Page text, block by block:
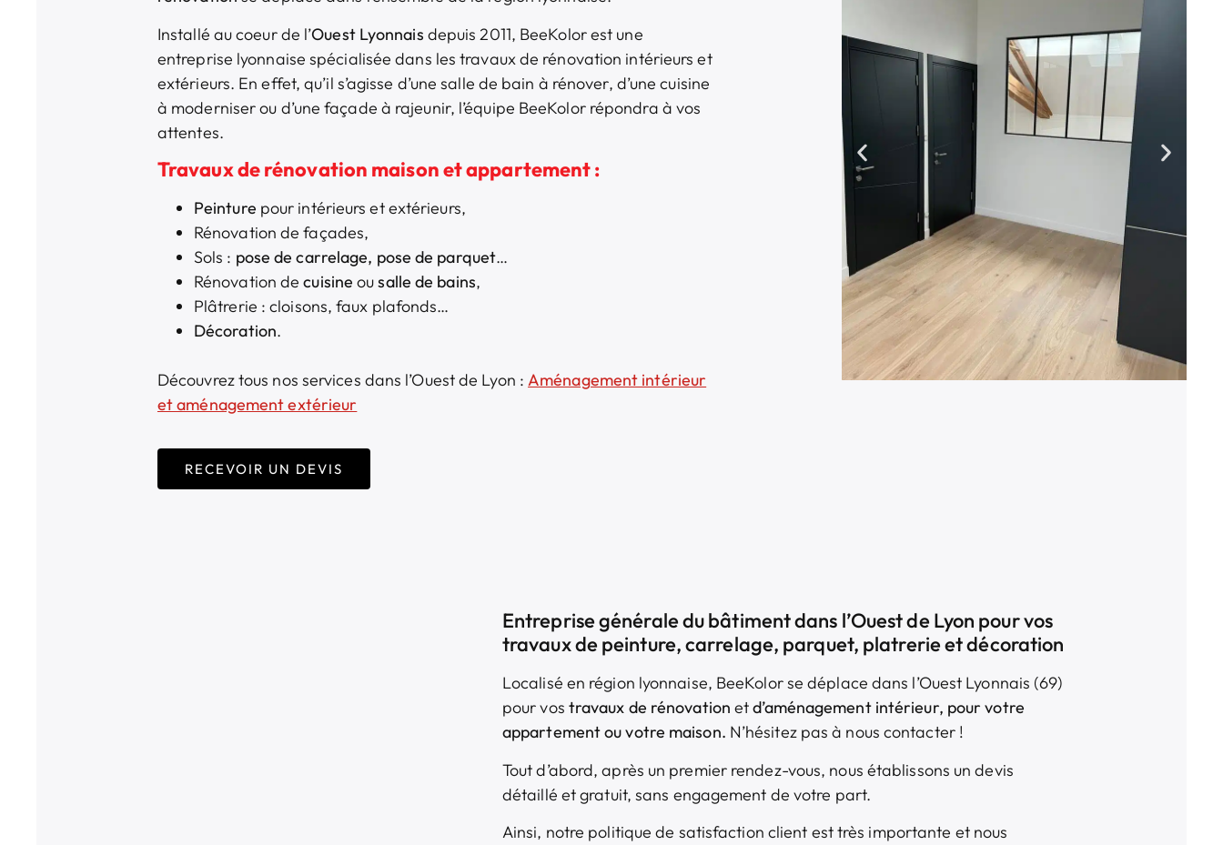
Installé au coeur de l’Ouest Lyonnais depuis 2011, BeeKolor est une
entreprise lyonnaise spécialisée dans les travaux de rénovation intérieurs et
extérieurs. En effet, qu’il s’agisse d’une salle de bain à rénover, d’une cuisine
à moderniser ou d’une façade à rajeunir, l’équipe BeeKolor répondra à vos
attentes.
Travaux de rénovation maison et appartement :
Peinture pour intérieurs et extérieurs,
Rénovation de façades,
Sols : pose de carrelage, pose de parquet…
Rénovation de cuisine ousalle de bains,
Plâtrerie : cloisons, faux plafonds…
Décoration.
Découvrez tous nos services dans l’Ouest de Lyon :Aménagement intérieur
et aménagement extérieur
RECEVOIR UN DEVIS
Entreprise générale du bâtiment dans l’Ouest de Lyon pour vos
travaux de peinture, carrelage, parquet, platrerie et décoration
Localisé en région lyonnaise, BeeKolor se déplace dans l’Ouest Lyonnais (69)
pour vos travaux de rénovation etd’aménagement intérieur, pour votre
appartement ou votre maison. N’hésitez pas à nous contacter !
Tout d’abord, après un premier rendez-vous, nous établissons un devis
détaillé et gratuit, sans engagement de votre part.
Ainsi, notre politique de satisfaction client est très importante et nous